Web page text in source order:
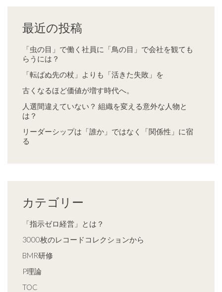
最近の投稿
「虫の目」で働く社員に「鳥の目」で会社を観ても
らうには？
「転ばぬ先の杖」よりも「活きた失敗」を
古くなるほど価値が増す時代へ。
人選間違えていない？ 組織を変える意外な人物と
は？
リーダーシップは「誰か」ではなく「関係性」に宿
る
カテゴリー
「指示ゼロ経営」とは？
3000枚のレコードコレクションから
BMR研修
P理論
TOC